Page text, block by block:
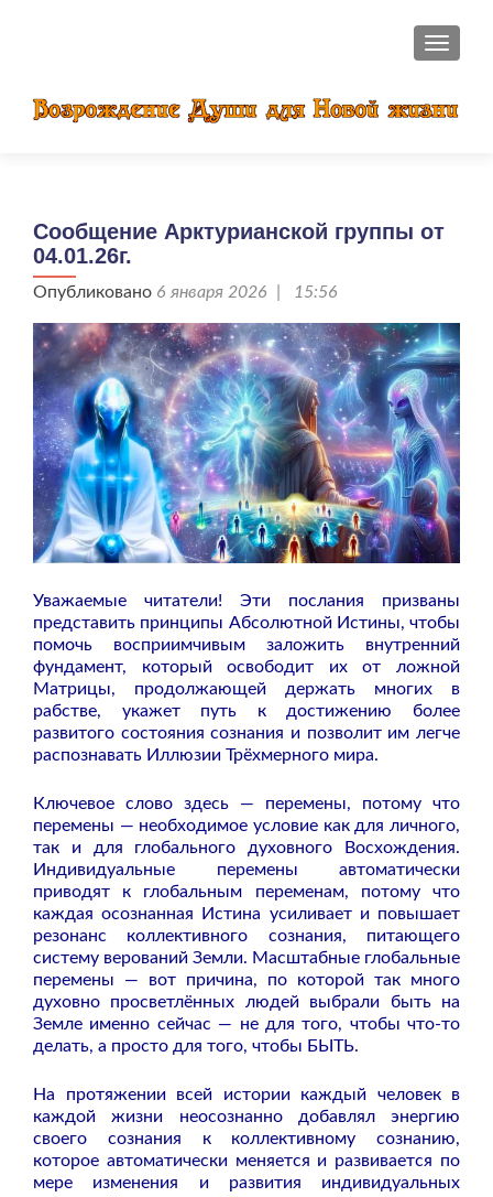
Сообщение Арктурианской группы от
04.01.26г.
Опубликовано 6 января 2026 | 15:56
Уважаемые читатели! Эти послания призваны
представить принципы Абсолютной Истины, чтобы
помочь восприимчивым заложить внутренний
фундамент, который освободит их от ложной
Матрицы, продолжающей держать многих в
рабстве, укажет путь к достижению более
развитого состояния сознания и позволит им легче
распознавать Иллюзии Трёхмерного мира.
Ключевое слово здесь — перемены, потому что
перемены — необходимое условие как для личного,
так и для глобального духовного Восхождения.
Индивидуальные перемены автоматически
приводят к глобальным переменам, потому что
каждая осознанная Истина усиливает и повышает
резонанс коллективного сознания, питающего
систему верований Земли. Масштабные глобальные
перемены — вот причина, по которой так много
духовно просветлённых людей выбрали быть на
Земле именно сейчас — не для того, чтобы что-то
делать, а просто для того, чтобы БЫТЬ.
На протяжении всей истории каждый человек в
каждой жизни неосознанно добавлял энергию
своего сознания к коллективному сознанию,
которое автоматически меняется и развивается по
мере изменения и развития индивидуальных